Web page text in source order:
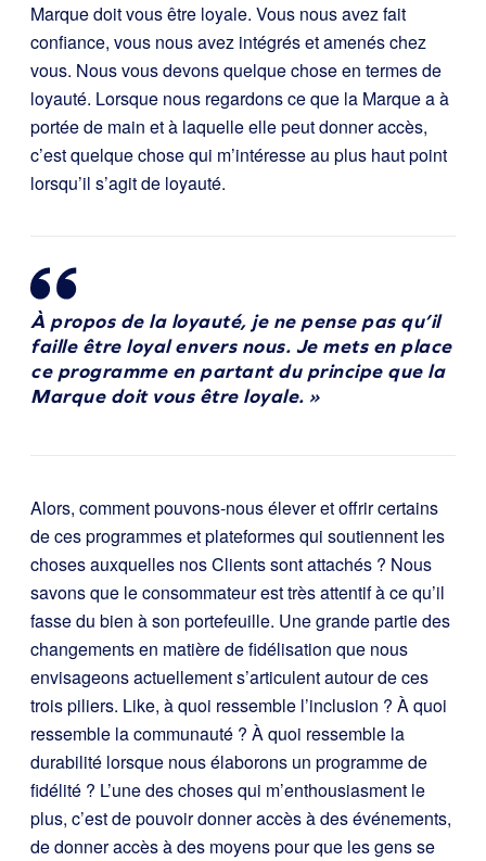
Marque doit vous être loyale. Vous nous avez fait
confiance, vous nous avez intégrés et amenés chez
vous. Nous vous devons quelque chose en termes de
loyauté. Lorsque nous regardons ce que la Marque a à
portée de main et à laquelle elle peut donner accès,
c’est quelque chose qui m’intéresse au plus haut point
lorsqu’il s’agit de loyauté.
À propos de la loyauté, je ne pense pas qu’il
faille être loyal envers nous. Je mets en place
ce programme en partant du principe que la
Marque doit vous être loyale. »
Alors, comment pouvons-nous élever et offrir certains
de ces programmes et plateformes qui soutiennent les
choses auxquelles nos Clients sont attachés ? Nous
savons que le consommateur est très attentif à ce qu’il
fasse du bien à son portefeuille. Une grande partie des
changements en matière de fidélisation que nous
envisageons actuellement s’articulent autour de ces
trois piliers. Like, à quoi ressemble l’inclusion ? À quoi
ressemble la communauté ? À quoi ressemble la
durabilité lorsque nous élaborons un programme de
fidélité ? L’une des choses qui m’enthousiasment le
plus, c’est de pouvoir donner accès à des événements,
de donner accès à des moyens pour que les gens se